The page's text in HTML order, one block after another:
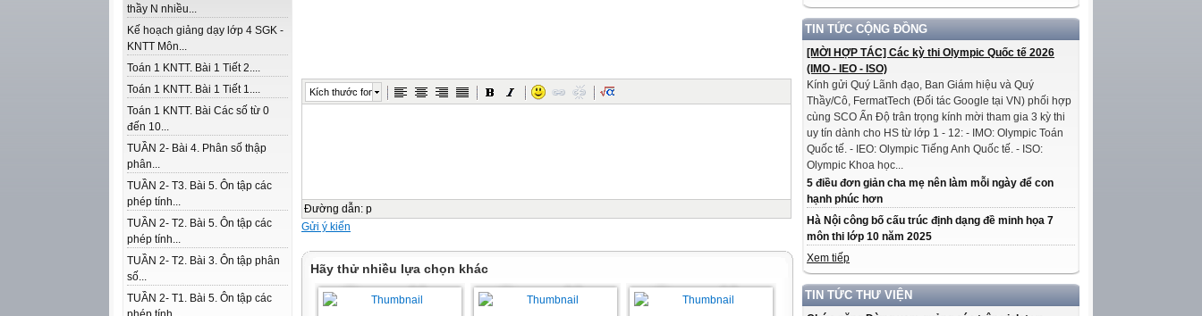
thầy N nhiều...
Kế hoạch giảng dạy lớp 4 SGK -
KNTT Môn...
Toán 1 KNTT. Bài 1 Tiết 2....
Toán 1 KNTT. Bài 1 Tiết 1....
Toán 1 KNTT. Bài Các số từ 0
đến 10...
TUẦN 2- Bài 4. Phân số thập
phân...
TUẦN 2- T3. Bài 5. Ôn tập các
phép tính...
TUẦN 2- T2. Bài 5. Ôn tập các
phép tính...
TUẦN 2- T2. Bài 3. Ôn tập phân
số...
TUẦN 2- T1. Bài 5. Ôn tập các
TIN TỨC CỘNG ĐỒNG
[MỜI HỢP TÁC] Các kỳ thi Olympic Quốc tế 2026
(IMO - IEO - ISO)
Kính gửi Quý Lãnh đạo, Ban Giám hiệu và Quý
Thầy/Cô, FermatTech (Đối tác Google tại VN) phối hợp
cùng SCO Ấn Độ trân trọng kính mời tham gia 3 kỳ thi
uy tín dành cho HS từ lớp 1 - 12: - IMO: Olympic Toán
Quốc tế. - IEO: Olympic Tiếng Anh Quốc tế. - ISO:
Olympic Khoa học...
5 điều đơn giản cha mẹ nên làm mỗi ngày để con
hạnh phúc hơn
Hà Nội công bố cấu trúc định dạng đề minh họa 7
môn thi lớp 10 năm 2025
Xem tiếp
TIN TỨC THƯ VIỆN
Kích thước font
Đường dẫn: p
Gửi ý kiến
Hãy thử nhiều lựa chọn khác